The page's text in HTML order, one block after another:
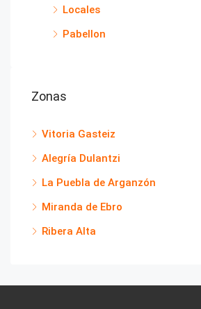
Locales
Pabellon
Zonas
Vitoria Gasteiz
Alegría Dulantzi
La Puebla de Arganzón
Miranda de Ebro
Ribera Alta